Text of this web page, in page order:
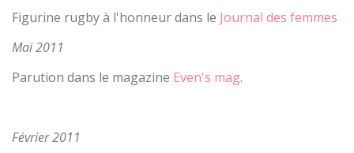
Figurine rugby à l'honneur dans le Journal des femmes
Mai 2011
Parution dans le magazine Even's mag.
Février 2011